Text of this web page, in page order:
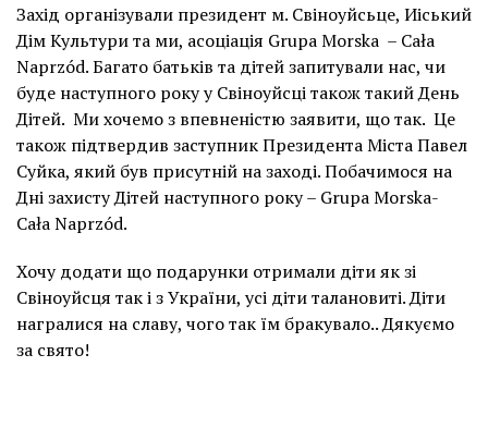
Захід організували президент м. Свіноуйсьце, Иіський
Дім Культури та ми, асоціація Grupa Morska – Cała
Naprzód. Багато батьків та дітей запитували нас, чи
буде наступного року у Свіноуйсці також такий День
Дітей. Ми хочемо з впевненістю заявити, що так. Це
також підтвердив заступник Президента Міста Павел
Суйка, який був присутній на заході. Побачимося на
Дні захисту Дітей наступного року – Grupa Morska-
Cała Naprzód.
Хочу додати що подарунки отримали діти як зі
Свіноуйсця так і з України, усі діти талановиті. Діти
награлися на славу, чого так їм бракувало.. Дякуємо
за свято!